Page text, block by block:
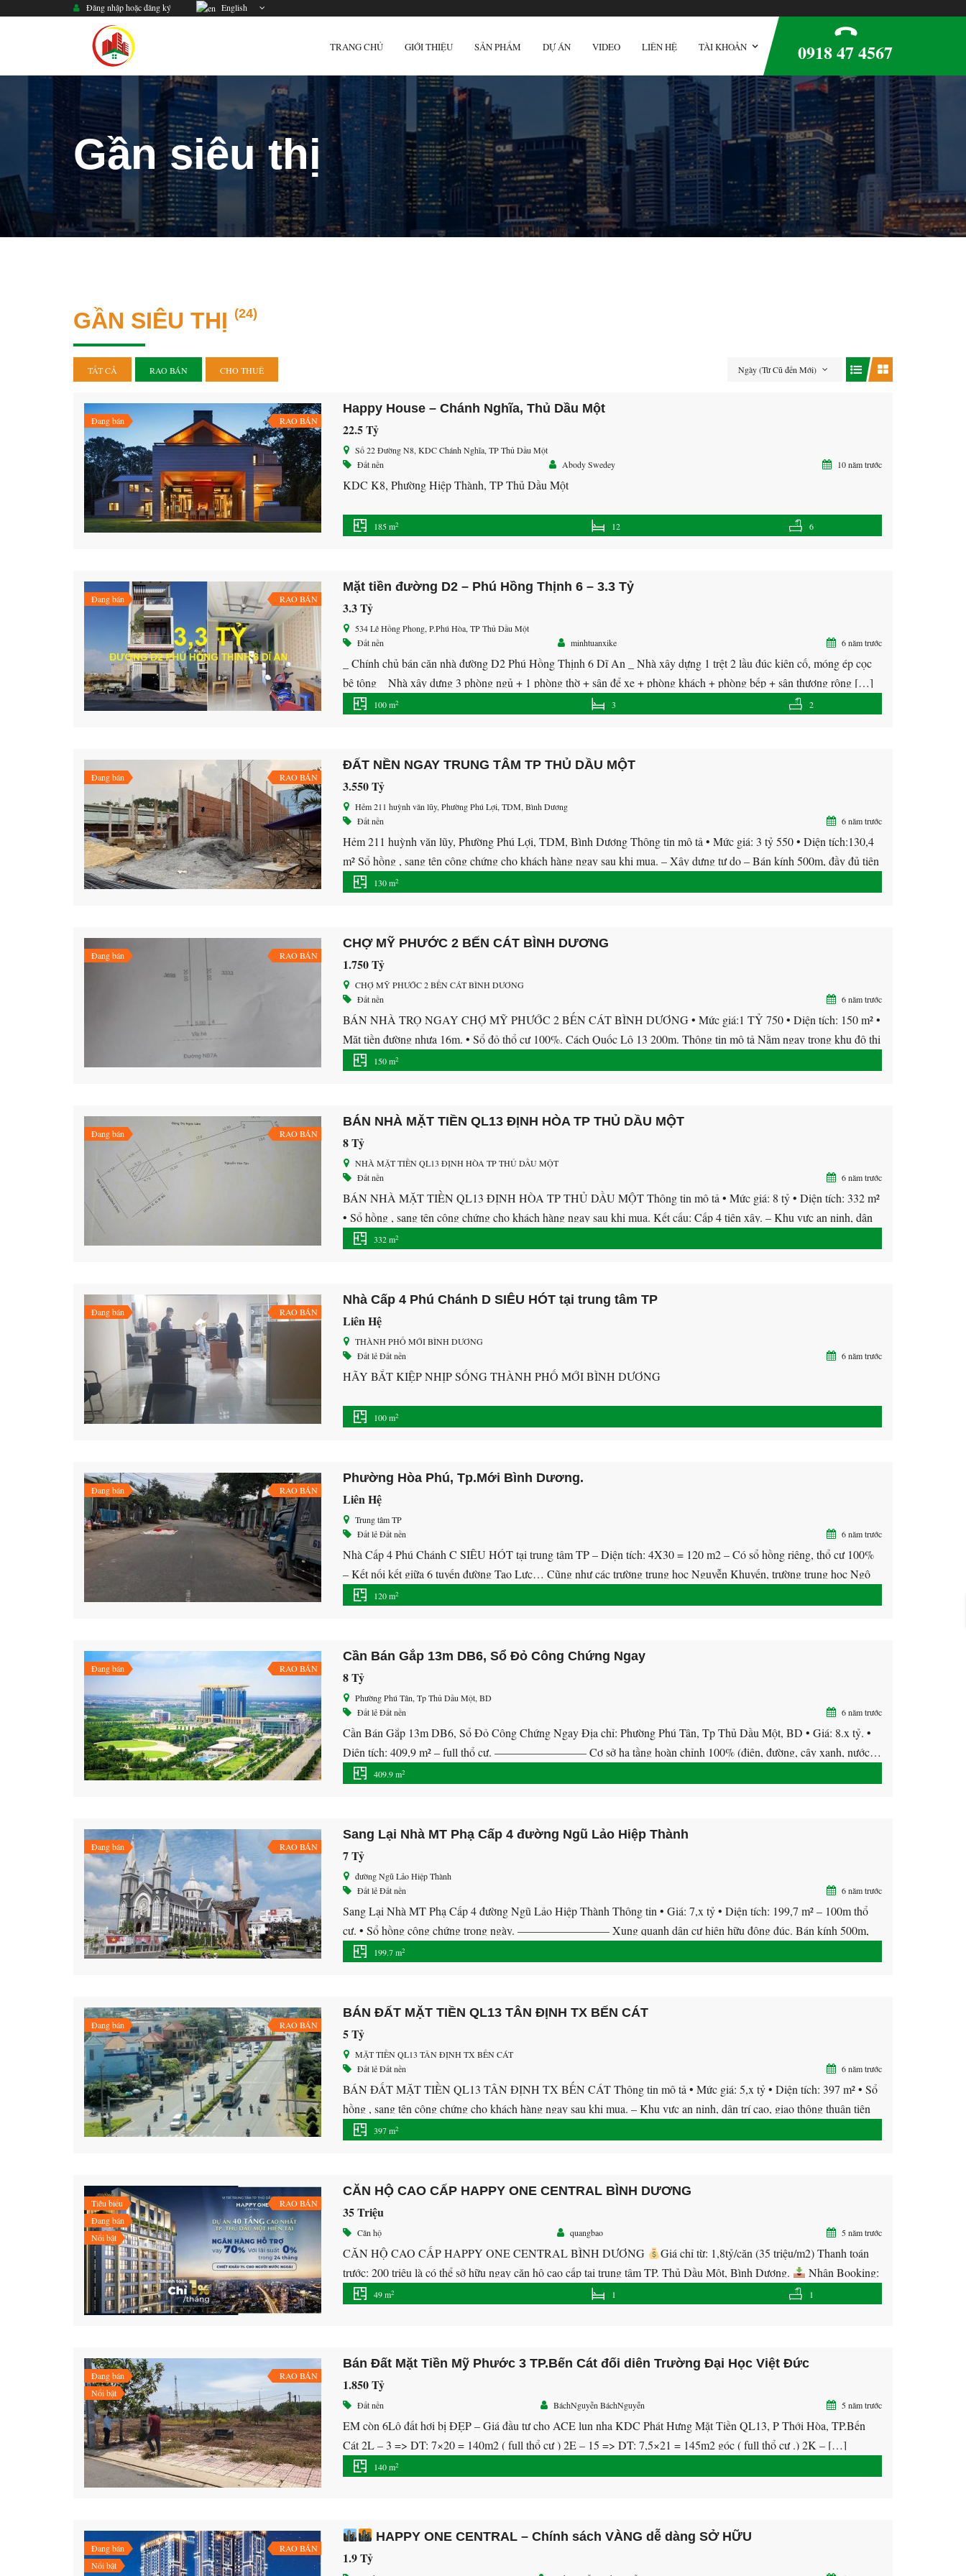
Đăng nhập hoặc đăng ký English
TRANG CHỦ GIỚI THIỆU SẢN PHẨM DỰ ÁN VIDEO LIÊN HỆ TÀI KHOẢN 0918 47 4567
Gần siêu thị
GẦN SIÊU THỊ (24)
TẤT CẢ RAO BÁN CHO THUÊ Ngày (Từ Cũ đến Mới)
Đang bán RAO BÁN
Happy House – Chánh Nghĩa, Thủ Dầu Một
22.5 Tỷ
Số 22 Đường N8, KDC Chánh Nghĩa, TP Thủ Dầu Một
Đất nền
Abody Swedey 10 năm trước
KDC K8, Phường Hiệp Thành, TP Thủ Dầu Một
185 m2 12 6
Đang bán RAO BÁN
Mặt tiền đường D2 – Phú Hồng Thịnh 6 – 3.3 Tỷ
3.3 Tỷ
534 Lê Hồng Phong, P.Phú Hòa, TP Thủ Dầu Một
Đất nền
minhtuanxike 6 năm trước
_ Chính chủ bán căn nhà đường D2 Phú Hồng Thịnh 6 Dĩ An _ Nhà xây dựng 1 trệt 2 lầu đúc kiên cố, móng ép cọc
bê tông _ Nhà xây dựng 3 phòng ngủ + 1 phòng thờ + sân để xe + phòng khách + phòng bếp + sân thượng rộng […]
100 m2 3 2
Đang bán RAO BÁN
ĐẤT NỀN NGAY TRUNG TÂM TP THỦ DẦU MỘT
3.550 Tỷ
Hẻm 211 huỳnh văn lũy, Phường Phú Lợi, TDM, Bình Dương
Đất nền
6 năm trước
Hẻm 211 huỳnh văn lũy, Phường Phú Lợi, TDM, Bình Dương Thông tin mô tả • Mức giá: 3 tỷ 550 • Diện tích:130,4
m² Sổ hồng , sang tên công chứng cho khách hàng ngay sau khi mua. – Xây dựng tự do – Bán kính 500m, đầy đủ tiện
ích: Chợ, siêu thị […]
130 m2
Đang bán RAO BÁN
CHỢ MỸ PHƯỚC 2 BẾN CÁT BÌNH DƯƠNG
1.750 Tỷ
CHỢ MỸ PHƯỚC 2 BẾN CÁT BÌNH DƯƠNG
Đất nền
6 năm trước
BÁN NHÀ TRỌ NGAY CHỢ MỸ PHƯỚC 2 BẾN CÁT BÌNH DƯƠNG • Mức giá:1 TỶ 750 • Diện tích: 150 m² •
Mặt tiền đường nhựa 16m. • Sổ đỏ thổ cư 100%. Cách Quốc Lộ 13 200m. Thông tin mô tả Nằm ngay trong khu đô thị
và KCN Mỹ Phước 2 dân […]
150 m2
Đang bán RAO BÁN
BÁN NHÀ MẶT TIỀN QL13 ĐỊNH HÒA TP THỦ DẦU MỘT
8 Tỷ
NHÀ MẶT TIỀN QL13 ĐỊNH HÒA TP THỦ DẦU MỘT
Đất nền
6 năm trước
BÁN NHÀ MẶT TIỀN QL13 ĐỊNH HÒA TP THỦ DẦU MỘT Thông tin mô tả • Mức giá: 8 tỷ • Diện tích: 332 m²
• Sổ hồng , sang tên công chứng cho khách hàng ngay sau khi mua. Kết cấu: Cấp 4 tiện xây. – Khu vực an ninh, dân
trí cao, giao […]
332 m2
Đang bán RAO BÁN
Nhà Cấp 4 Phú Chánh D SIÊU HÓT tại trung tâm TP
Liên Hệ
THÀNH PHỐ MỚI BÌNH DƯƠNG
Đất lẻĐất nền 6 năm trước
HÃY BẮT KIỆP NHỊP SỐNG THÀNH PHỐ MỚI BÌNH DƯƠNG
100 m2
Đang bán RAO BÁN
Phường Hòa Phú, Tp.Mới Bình Dương.
Liên Hệ
Trung tâm TP
Đất lẻĐất nền 6 năm trước
Nhà Cấp 4 Phú Chánh C SIÊU HÓT tại trung tâm TP – Diện tích: 4X30 = 120 m2 – Có sổ hồng riêng, thổ cư 100%
– Kết nối kết giữa 6 tuyến đường Tạo Lực… Cũng như các trường trung học Nguyễn Khuyến, trường trung học Ngô
Thời Nhiệm, Đại Học Quốc Tế […]
120 m2
Đang bán RAO BÁN
Cần Bán Gắp 13m DB6, Sổ Đỏ Công Chứng Ngay
8 Tỷ
Phường Phú Tân, Tp Thủ Dầu Một, BD
Đất lẻĐất nền 6 năm trước
Cần Bán Gắp 13m DB6, Sổ Đỏ Công Chứng Ngay Địa chỉ: Phường Phú Tân, Tp Thủ Dầu Một, BD • Giá: 8.x tỷ. •
Diện tích: 409,9 m² – full thổ cư. ———————— Cơ sở hạ tầng hoàn chỉnh 100% (điện, đường, cây xanh, nước…
). Tiện ích đẳng cấp tiêu chuẩn Quốc tế: […]
409.9 m2
Đang bán RAO BÁN
Sang Lại Nhà MT Phạ Cấp 4 đường Ngũ Lảo Hiệp Thành
7 Tỷ
đường Ngũ Lảo Hiệp Thành
Đất lẻĐất nền 6 năm trước
Sang Lại Nhà MT Phạ Cấp 4 đường Ngũ Lảo Hiệp Thành Thông tin • Giá: 7,x tỷ • Diện tích: 199,7 m² – 100m thổ
cư. • Sổ hồng công chứng trong ngày. ———————— Xung quanh dân cư hiện hữu đông đúc. Bán kính 500m,
đầy đủ tiện ích: Chợ, siêu thị bách hóa […]
199.7 m2
Đang bán RAO BÁN
BÁN ĐẤT MẶT TIỀN QL13 TÂN ĐỊNH TX BẾN CÁT
5 Tỷ
MẶT TIỀN QL13 TÂN ĐỊNH TX BẾN CÁT
Đất lẻĐất nền 6 năm trước
BÁN ĐẤT MẶT TIỀN QL13 TÂN ĐỊNH TX BẾN CÁT Thông tin mô tả • Mức giá: 5,x tỷ • Diện tích: 397 m² • Sổ
hồng , sang tên công chứng cho khách hàng ngay sau khi mua. – Khu vực an ninh, dân trí cao, giao thông thuận tiện
dễ dàng di chuyển […]
397 m2
Tiêu biểu
Đang bán
Nổi bật
RAO BÁN
CĂN HỘ CAO CẤP HAPPY ONE CENTRAL BÌNH DƯƠNG
35 Triệu
Căn hộ quangbao 5 năm trước
CĂN HỘ CAO CẤP HAPPY ONE CENTRAL BÌNH DƯƠNG
Giá chỉ từ: 1,8tỷ/căn (35 triệu/m2) Thanh toán
trước: 200 triệu là có thể sở hữu ngay căn hộ cao cấp tại trung tâm TP. Thủ Dầu Một, Bình Dương.
Nhận Booking:
50 triệu/căn để ưu tiên chọn vị trí đẹp
Vị trí: Kế […]
49 m2 1 1
Đang bán
Nổi bật
RAO BÁN
Bán Đất Mặt Tiền Mỹ Phước 3 TP.Bến Cát đối diên Trường Đại Học Việt Đức
1.850 Tỷ
Đất nền BáchNguyễn BáchNguyễn 5 năm trước
EM còn 6Lô đất hơi bị ĐẸP – Giá đầu tư cho ACE lun nha KDC Phát Hưng Mặt Tiền QL13, P Thới Hòa, TP.Bến
Cát 2L – 3 => DT: 7×20 = 140m2 ( full thổ cư ) 2E – 15 => DT: 7,5×21 = 145m2 góc ( full thổ cư .) 2K – […]
140 m2
Đang bán
Nổi bật
RAO BÁN
HAPPY ONE CENTRAL – Chính sách VÀNG dễ dàng SỞ HỮU
1.9 Tỷ